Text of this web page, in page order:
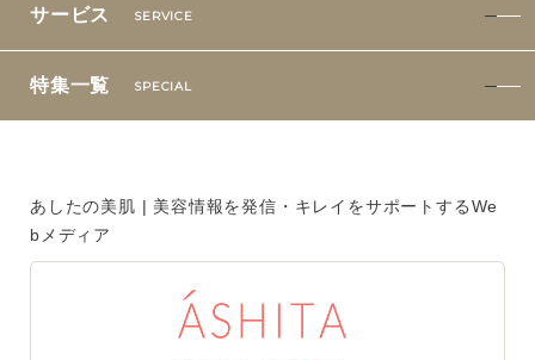
ご注文はフリーダイヤルでも承ります
0120-557-020
全日 9:00~18:00 ※年末年始を除く
サービス SERVICE
特集一覧 SPECIAL
あしたの美肌 | 美容情報を発信・キレイをサポートするWe
bメディア